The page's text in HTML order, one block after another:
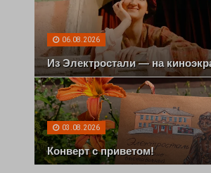
06.08.2026
Из Электростали — на
03.08.2026
Конверт с приветом!